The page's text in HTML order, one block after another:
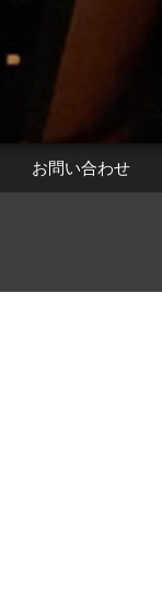
お問い合わせ